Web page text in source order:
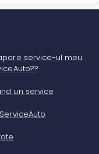
service-ul meu
un service